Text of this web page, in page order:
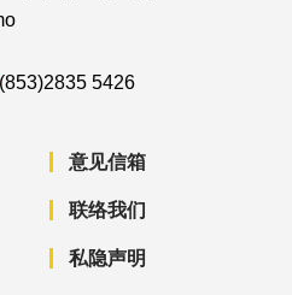
(853)2835 5426
意见信箱
联络我们
私隐声明